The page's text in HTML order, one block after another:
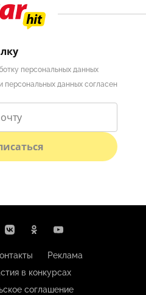
персональных данных
персональных данных согласен
Реклама
в конкурсах
соглашение